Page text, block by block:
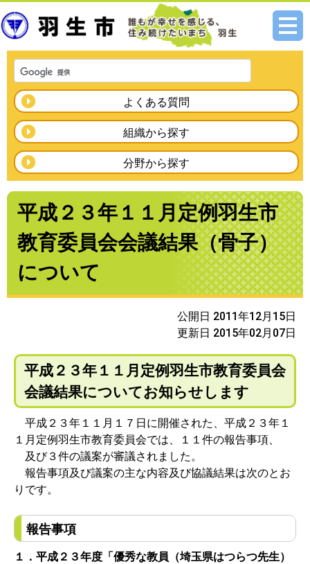
メニ
よくある質問
組織から探す
分野から探す
平成２３年１１月定例羽生市
教育委員会会議結果（骨子）
について
公開日 2011年12月15日
更新日 2015年02月07日
平成２３年１１月定例羽生市教育委員会
会議結果についてお知らせします
平成２３年１１月１７日に開催された、平成２３年１
１月定例羽生市教育委員会では、１１件の報告事項、
及び３件の議案が審議されました。
報告事項及び議案の主な内容及び協議結果は次のとお
りです。
報告事項
１．平成２３年度「優秀な教員（埼玉県はつらつ先生）